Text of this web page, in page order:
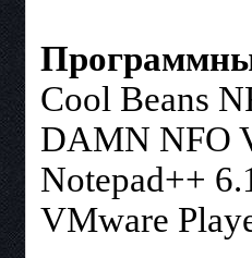
Cool Beans
DAMN NFO
Notepad++
VMware